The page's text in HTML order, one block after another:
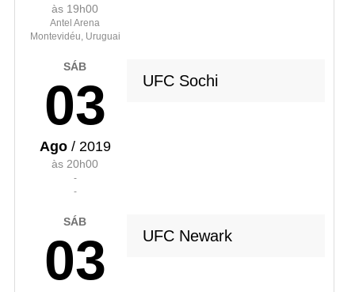
às 19h00
Antel Arena
Montevidéu, Uruguai
SÁB
03
Ago/ 2019
às 20h00
-
-
UFC Sochi
SÁB
03 UFC Newark